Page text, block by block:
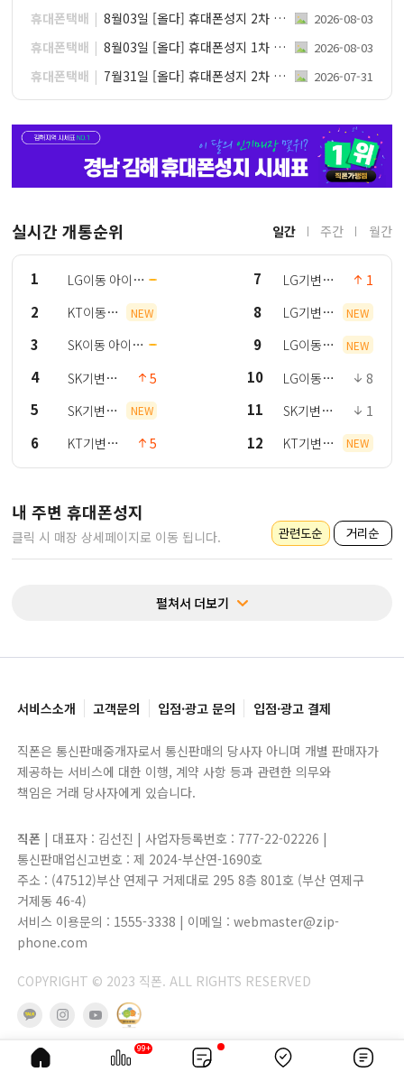
휴대폰택배 8월03일 [올다] 휴대폰성지 2차 시세표 / 폴더블8 사전예약 마지막날 /선배송 후 결제 / 전국택배 가장 저렴합니다 2026-08-03
휴대폰택배 8월03일 [올다] 휴대폰성지 1차 시세표 / 폴더블8 사전예약 마지막날 /선배송 후 결제 / 전국택배 가장 저렴합니다 2026-08-03
휴대폰택배 7월31일 [올다] 휴대폰성지 2차 시세표 / 폴더블8 사전예약 /선배송 후 결제 / 전국택배 가장 저렴합니다 2026-07-31
실시간 개통순위 일간 주간 월간
1 LG이동 아이폰
2
KT이동
NEW
3 SK이동 아이폰
4
SK기변
5
5
SK기변
S25
NEW
6
KT기변
5
7
LG기변
1
8
LG기변
S25+
NEW
9
LG이동
Air
NEW
10
LG이동
Pro
8
11
SK기변
Pro
1
12
KT기변
NEW
내 주변 휴대폰성지
클릭 시 매장 상세페이지로 이동 됩니다. 관련도순 거리순
펼쳐서 더보기
서비스소개 고객문의 입점·광고 문의 입점·광고 결제
직폰은 통신판매중개자로서 통신판매의 당사자 아니며 개별 판매자가
제공하는 서비스에 대한 이행, 계약 사항 등과 관련한 의무와
책임은 거래 당사자에게 있습니다.
직폰 | 대표자 : 김선진 | 사업자등록번호 : 777-22-02226 |
통신판매업신고번호 : 제 2024-부산연-1690호
주소 : (47512)부산 연제구 거제대로 295 8층 801호 (부산 연제구
거제동 46-4)
서비스 이용문의 : 1555-3338 | 이메일 : webmaster@zip-
phone.com
COPYRIGHT © 2023 직폰. ALL RIGHTS RESERVED
99+